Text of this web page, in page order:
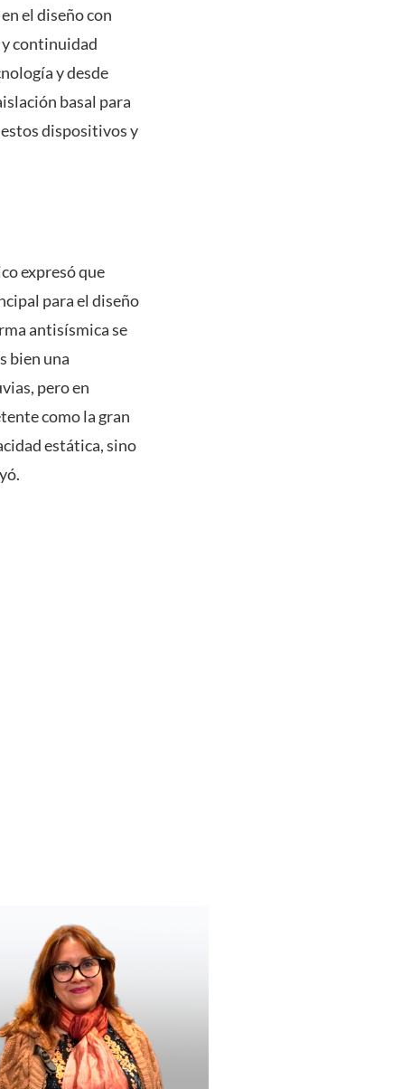
el diseño con
continuidad
y desde
basal para
dispositivos y
expresó que
para el diseño
antisísmica se
bien una
pero en
como la gran
estática, sino